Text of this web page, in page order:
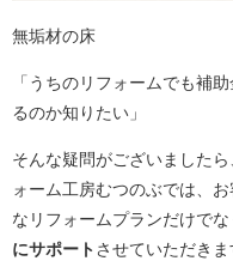
無垢材の床
「うちのリフォームでも補
るのか知りたい」
そんな疑問がございました
ォーム工房むつのぶでは、
なリフォームプランだけでな
にサポートさせていただきま